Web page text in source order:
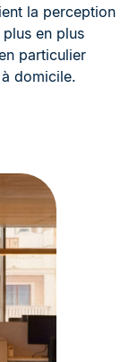
la perception
en plus
particulier
domicile.